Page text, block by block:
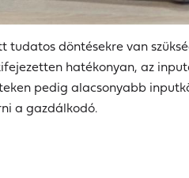
döntésekre van
hatékonyan, az
pedig alacsonyabb
a gazdálkodó.